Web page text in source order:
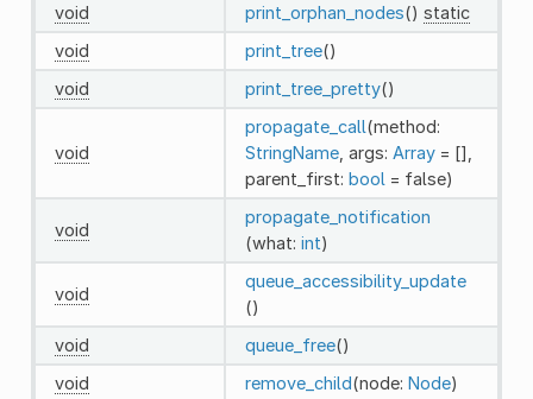
void
print_orphan_nodes() static
void
print_tree()
void
print_tree_pretty()
void
propagate_call(method:
StringName, args: Array= [],
parent_first: bool = false)
void
propagate_notification
(what: int)
void
queue_accessibility_update
()
void
queue_free()
void
remove_child(node: Node)